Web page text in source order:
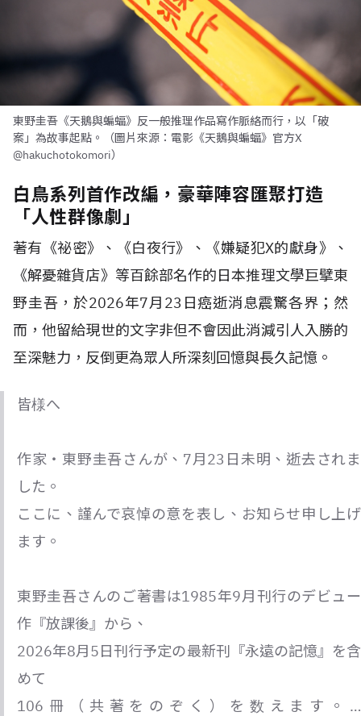
東野圭吾《天鵝與蝙蝠》反一般推理作品寫作脈絡而行，以「破
案」為故事起點。（圖片來源：電影《天鵝與蝙蝠》官方X
@hakuchotokomori）
白鳥系列首作改編，豪華陣容匯聚打造
「人性群像劇」
著有《祕密》、《白夜行》、《嫌疑犯X的獻身》、
《解憂雜貨店》等百餘部名作的日本推理文學巨擘東
野圭吾，於2026年7月23日癌逝消息震驚各界；然
而，他留給現世的文字非但不會因此消減引人入勝的
至深魅力，反倒更為眾人所深刻回憶與長久記憶。
皆様へ
作家・東野圭吾さんが、7月23日未明、逝去されま
した。
ここに、謹んで哀悼の意を表し、お知らせ申し上げ
ます。
東野圭吾さんのご著書は1985年9月刊行のデビュー
作『放課後』から、
2026年8月5日刊行予定の最新刊『永遠の記憶』を含
めて
106冊（共著をのぞく）を数えます。…